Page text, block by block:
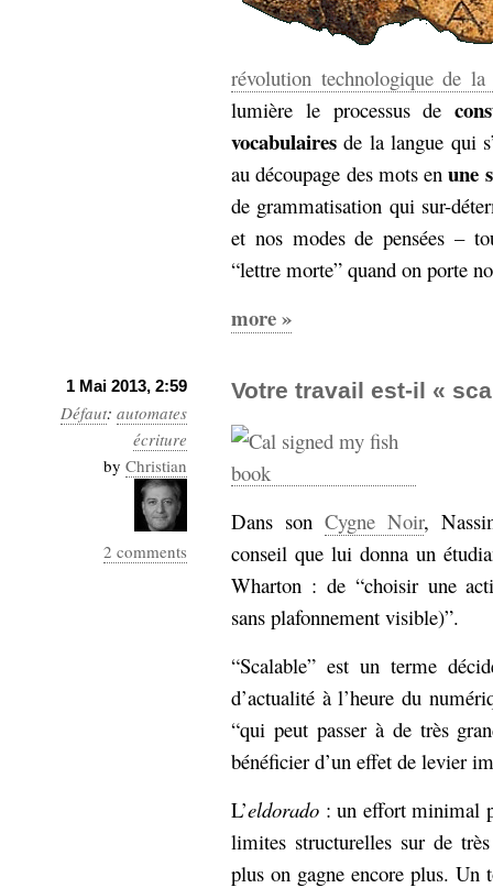
révolution technologique de la
lumière le processus de
vocabulaires de la langue qui
au découpage des mots enune
de grammatisation qui sur-
et nos modes de pensées –
“lettre morte” quand on porte
more »
1 Mai 2013, 2:59
Défaut: automates
écriture
by Christian
2 comments
Votre travail est-il «
Dans son Cygne Noir,
conseil que lui donna un
Wharton : de “choisir une
sans plafonnement visible)”.
“Scalable” est un terme
d’actualité à l’heure du
“qui peut passer à de très
bénéficier d’un effet de levier
L’eldorado : un effort minimal
limites structurelles sur de
plus on gagne encore plus. Un
Archives
Archives